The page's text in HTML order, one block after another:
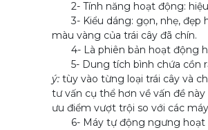
2- Tính năng hoạt động: hiệu
3- Kiểu dáng: gọn, nhẹ, đẹp
màu vàng của trái cây đã chín.
4- Là phiên bản hoạt động
5- Dung tích bình chứa cồn
ý:tùy vào từng loại trái cây và
tư vấn cụ thể hơn về vấn đề
ưu điểm vượt trội so với các
6- Máy tự động ngưng hoạt